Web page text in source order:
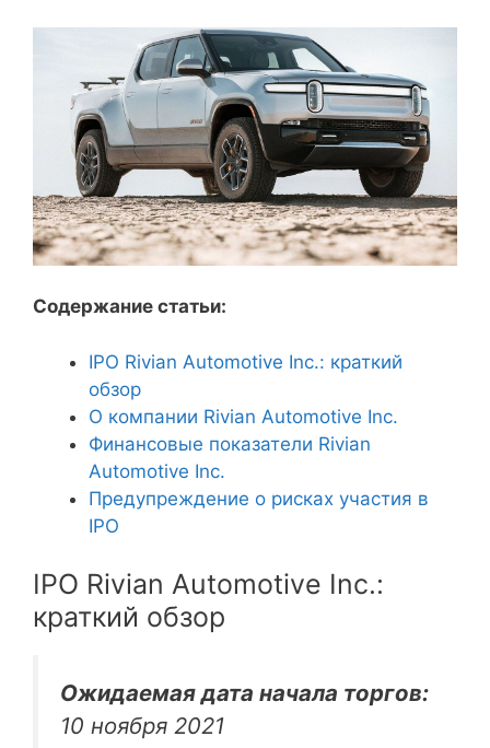
Содержание статьи:
IPO Rivian Automotive Inc.: краткий
обзор
О компании Rivian Automotive Inc.
Финансовые показатели Rivian
Automotive Inc.
Предупреждение о рисках участия в
IPO
IPO Rivian Automotive Inc.:
краткий обзор
Ожидаемая дата начала торгов:
10 ноября 2021